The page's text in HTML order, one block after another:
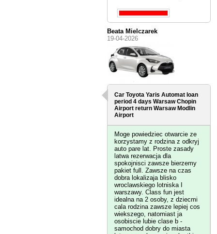
Beata Mielczarek
19-04-2026
Car Toyota Yaris Automat loan
period 4 daysWarsaw Chopin
Airport return Warsaw Modlin
Airport
Moge powiedziec otwarcie ze
korzystamy z rodzina z odkryj
auto pare lat. Proste zasady
latwa rezerwacja dla
spokojnisci zawsze bierzemy
pakiet full. Zawsze na czas
dobra lokalizaja blisko
wroclawskiego lotniska I
warszawy. Class fun jest
idealna na 2 osoby, z dziecmi
cala rodzina zawsze lepiej cos
wiekszego, natomiast ja
osobiscie lubie clase b -
samochod dobry do miasta